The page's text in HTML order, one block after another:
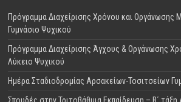
Πρόγραμμα Διαχείρισης Χρόνου και Οργάνωσης
Γυμνάσιο Ψυχικού
Πρόγραμμα Διαχείρισης Άγχους & Οργάνωσης
Λύκειο Ψυχικού
Ημέρα Σταδιοδρομίας Αρσακείων-Τοσιτσείων
Σπουδές στην Τριτοβάθμια Εκπαίδευση – Β΄